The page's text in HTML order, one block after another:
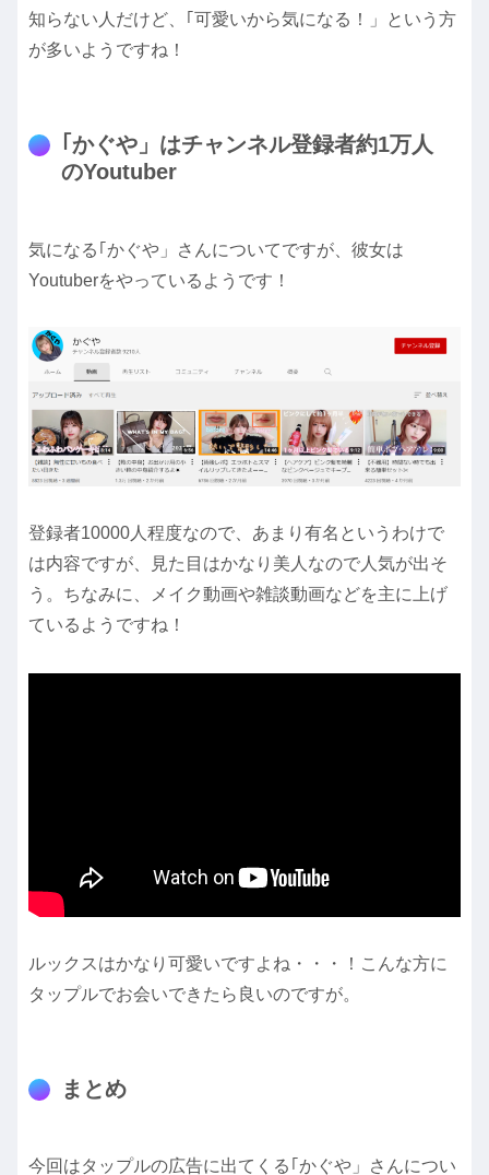
知らない人だけど、｢可愛いから気になる！」という方
が多いようですね！
｢かぐや」はチャンネル登録者約1万人
のYoutuber
気になる｢かぐや」さんについてですが、彼女は
Youtuberをやっているようです！
登録者10000人程度なので、あまり有名というわけで
は内容ですが、見た目はかなり美人なので人気が出そ
う。ちなみに、メイク動画や雑談動画などを主に上げ
ているようですね！
ルックスはかなり可愛いですよね・・・！こんな方に
タップルでお会いできたら良いのですが。
まとめ
今回はタップルの広告に出てくる｢かぐや」さんについ